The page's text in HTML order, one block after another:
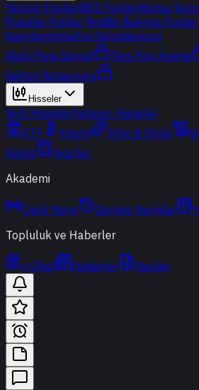
Yatırım FonlarıBES FonlarıBorsa
Popüler Fonlar YeniBir Bakışta Fonlar
KarşılaştırmaFon Simülasyonu
Akıllı Para Sinyali
Ters Fon Arama
Sektör Rotasyonu
Hisseler
Yerli HisselerYabancı Hisseler
ETF
Kripto Altın & Döviz
Analiz
Araçlar
Akademi
Canlı Yayın Geçmiş Yayınlar
Topluluk ve Haberler
t-Chat Haberler Yazılar